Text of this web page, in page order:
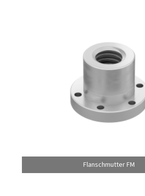
Flanschmutter FM